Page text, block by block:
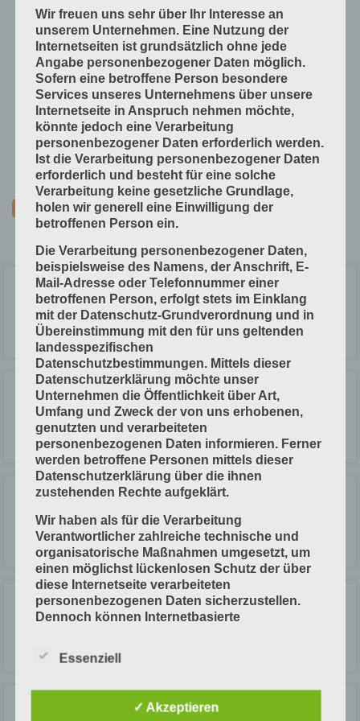
Papier, Karton, Pappe, Kunststoffe
Produkte fügen
Produkte handwerklich herstellen
Produkte industriell herstellen
Technische Grundlagen
Verfahrenstechniken
Vorprodukte und Produktdaten
Abmusterung
LESEN »
Additive Farbmischung
LESEN »
Additive und subtraktive Farbmischung
LESEN »
Aktive Sensoren
Wir freuen uns sehr über Ihr Interesse an
unserem Unternehmen. Eine Nutzung der
Internetseiten ist grundsätzlich ohne jede
Angabe personenbezogener Daten möglich.
Sofern eine betroffene Person besondere
Services unseres Unternehmens über unsere
Internetseite in Anspruch nehmen möchte,
könnte jedoch eine Verarbeitung
personenbezogener Daten erforderlich werden.
Ist die Verarbeitung personenbezogener Daten
erforderlich und besteht für eine solche
Verarbeitung keine gesetzliche Grundlage,
holen wir generell eine Einwilligung der
betroffenen Person ein.
Die Verarbeitung personenbezogener Daten,
beispielsweise des Namens, der Anschrift, E-
Mail-Adresse oder Telefonnummer einer
betroffenen Person, erfolgt stets im Einklang
mit der Datenschutz-Grundverordnung und in
Übereinstimmung mit den für uns geltenden
landesspezifischen
Datenschutzbestimmungen. Mittels dieser
Datenschutzerklärung möchte unser
Unternehmen die Öffentlichkeit über Art,
Umfang und Zweck der von uns erhobenen,
genutzten und verarbeiteten
personenbezogenen Daten informieren. Ferner
werden betroffene Personen mittels dieser
Datenschutzerklärung über die ihnen
zustehenden Rechte aufgeklärt.
Wir haben als für die Verarbeitung
Verantwortlicher zahlreiche technische und
organisatorische Maßnahmen umgesetzt, um
einen möglichst lückenlosen Schutz der über
diese Internetseite verarbeiteten
personenbezogenen Daten sicherzustellen.
Dennoch können Internetbasierte
absoluter Schutz nicht gewährleistet werden
Daten auch auf alternativen Wegen,
Essenziell
✓ Akzeptieren